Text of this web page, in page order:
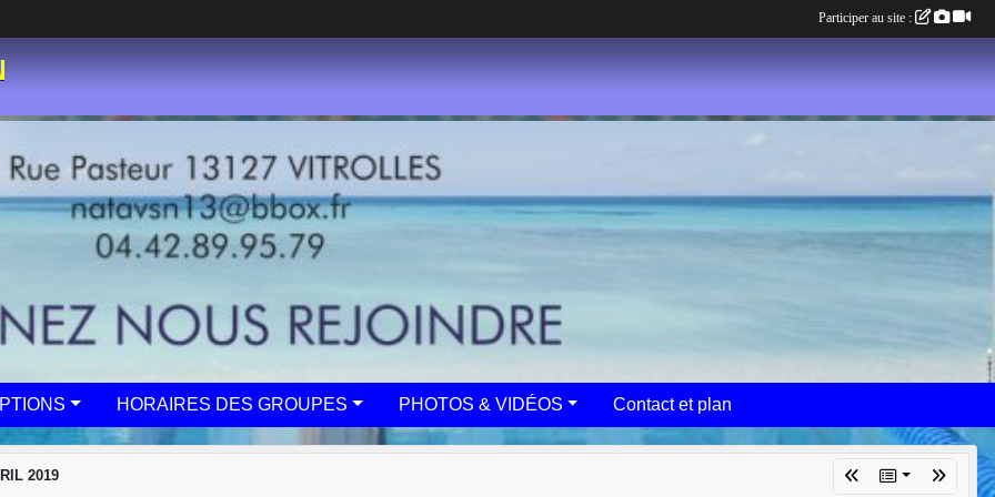
HORAIRES DES GROUPES PHOTOS & VIDÉOS Contact et plan
2019
Participer au site :